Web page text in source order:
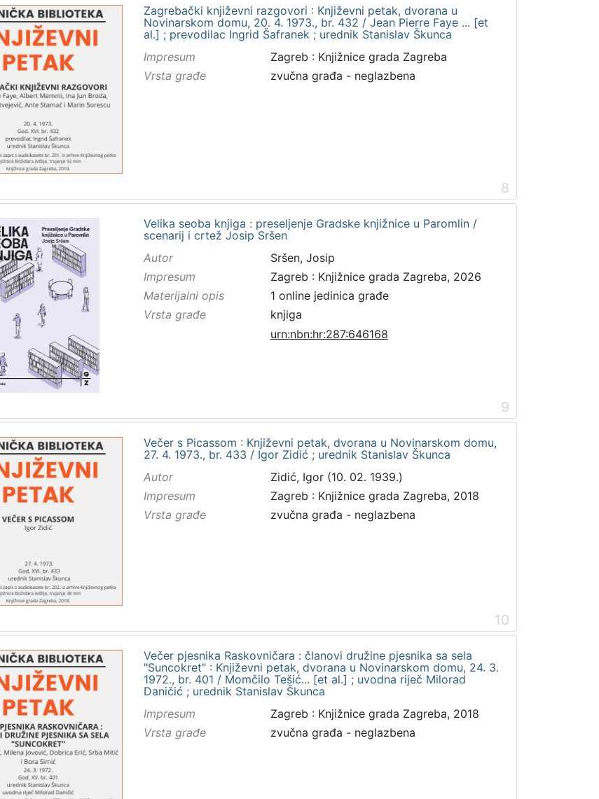
Zagrebački književni razgovori : Književni petak, dvorana u
Novinarskom domu, 20. 4. 1973., br. 432 / Jean Pierre Faye ... [et
al.] ; prevodilac Ingrid Šafranek ; urednik Stanislav Škunca
Impresum
Zagreb : Knjižnice grada Zagreba
Vrsta građe
zvučna građa - neglazbena
8
Velika seoba knjiga : preseljenje Gradske knjižnice u Paromlin /
scenarij i crtež Josip Sršen
Autor
Sršen, Josip
Impresum
Zagreb : Knjižnice grada Zagreba, 2026
Materijalni opis
1 online jedinica građe
Vrsta građe
knjiga
urn:nbn:hr:287:646168
9
Večer s Picassom : Književni petak, dvorana u Novinarskom domu,
27. 4. 1973., br. 433 / Igor Zidić ; urednik Stanislav Škunca
Autor
Zidić, Igor (10. 02. 1939.)
Impresum
Zagreb : Knjižnice grada Zagreba, 2018
Vrsta građe
zvučna građa - neglazbena
10
Večer pjesnika Raskovničara : članovi družine pjesnika sa sela
"Suncokret" : Književni petak, dvorana u Novinarskom domu, 24. 3.
1972., br. 401 / Momčilo Tešić... [et al.] ; uvodna riječ Milorad
Daničić ; urednik Stanislav Škunca
Impresum
Zagreb : Knjižnice grada Zagreba, 2018
Vrsta građe
zvučna građa - neglazbena